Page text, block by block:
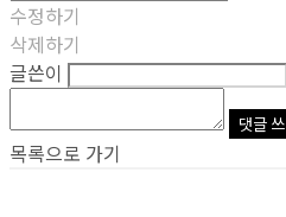
수정하기
삭제하기
글쓴이
댓글
목록으로 가기